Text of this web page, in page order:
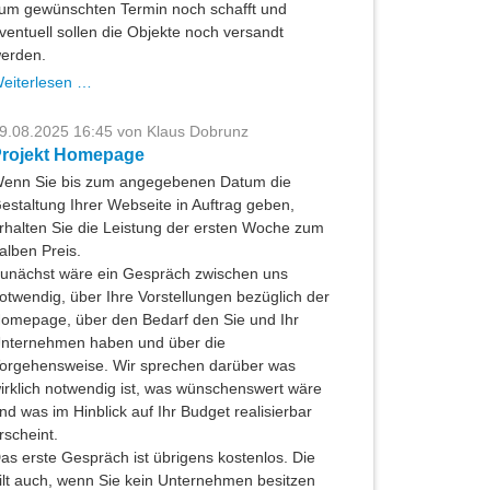
gewünschten Termin noch schafft und
sollen die Objekte noch versandt
…
Weihnachten
16:45 von Klaus Dobrunz
Homepage
Sie bis zum angegebenen Datum die
Ihrer Webseite in Auftrag geben,
Sie die Leistung der ersten Woche zum
Preis.
wäre ein Gespräch zwischen uns
über Ihre Vorstellungen bezüglich der
über den Bedarf den Sie und Ihr
haben und über die
Wir sprechen darüber was
notwendig ist, was wünschenswert wäre
was im Hinblick auf Ihr Budget realisierbar
erste Gespräch ist übrigens kostenlos. Die
auch, wenn Sie kein Unternehmen besitzen